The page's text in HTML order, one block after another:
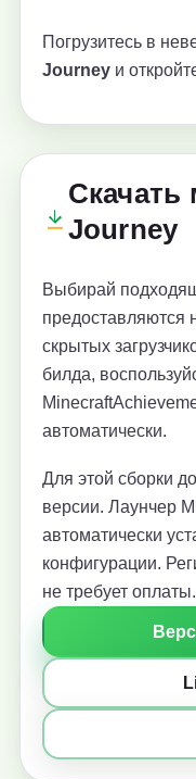
Погрузитесь в
Journey и
Скачать
Journey
Выбирай
предоставляются
скрытых
билда,
автоматически.
Для этой сборки
версии. Лаунчер
автоматически
конфигурации.
не требует оплаты.